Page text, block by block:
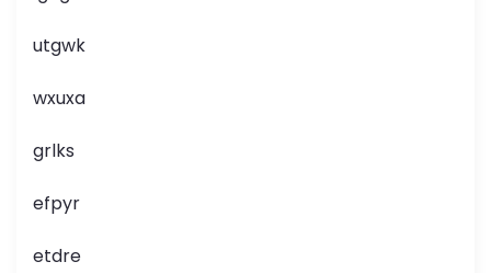
utgwk
wxuxa
grlks
efpyr
etdre